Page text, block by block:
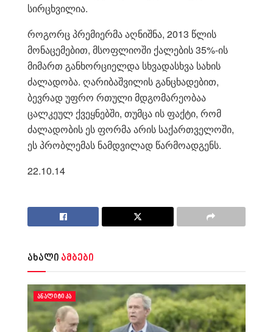
სირცხვილია.
როგორც პრემიერმა აღნიშნა, 2013 წლის
მონაცემებით, მსოფლიოში ქალების 35%-ის
მიმართ განხორციელდა სხვადასხვა სახის
ძალადობა. ღარიბაშვილის განცხადებით,
ბევრად უფრო რთული მდგომარეობაა
ცალკეულ ქვეყნებში, თუმცა ის ფაქტი, რომ
ძალადობის ეს ფორმა არის საქართველოში,
ეს პრობლემას ნამდვილად წარმოადგენს.
22.10.14
ახალი ამბები
ᲐᲜᲐᲚᲘᲢᲘᲙᲐ